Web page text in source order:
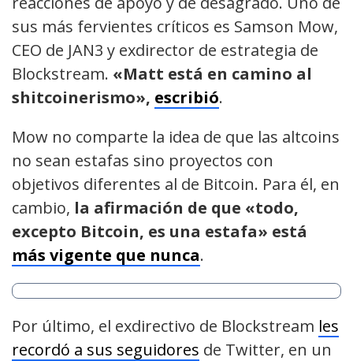
sus más fervientes críticos es Samson Mow,
CEO de JAN3 y exdirector de estrategia de
Blockstream. «Matt está en camino al
shitcoinerismo», escribió.
Mow no comparte la idea de que las altcoins
no sean estafas sino proyectos con
objetivos diferentes al de Bitcoin. Para él, en
cambio, la afirmación de que «todo,
excepto Bitcoin, es una estafa» está
más vigente que nunca.
Por último, el exdirectivo de Blockstream les
recordó a sus seguidores de Twitter, en un